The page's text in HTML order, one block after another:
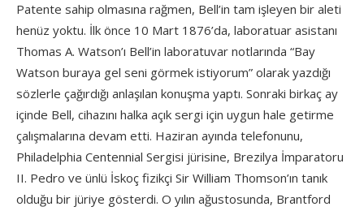
Patente sahip olmasına rağmen, Bell’in tam işleyen bir aleti
henüz yoktu. İlk önce 10 Mart 1876’da, laboratuar asistanı
Thomas A. Watson’ı Bell’in laboratuvar notlarında “Bay
Watson buraya gel seni görmek istiyorum” olarak yazdığı
sözlerle çağırdığı anlaşılan konuşma yaptı. Sonraki birkaç ay
içinde Bell, cihazını halka açık sergi için uygun hale getirme
çalışmalarına devam etti. Haziran ayında telefonunu,
Philadelphia Centennial Sergisi jürisine, Brezilya İmparatoru
II. Pedro ve ünlü İskoç fizikçi Sir William Thomson’ın tanık
olduğu bir jüriye gösterdi. O yılın ağustosunda, Brantford